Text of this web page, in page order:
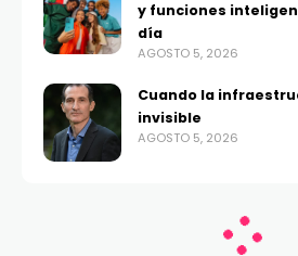
y funciones
día
AGOSTO 5, 2026
Cuando la
invisible
AGOSTO 5, 2026